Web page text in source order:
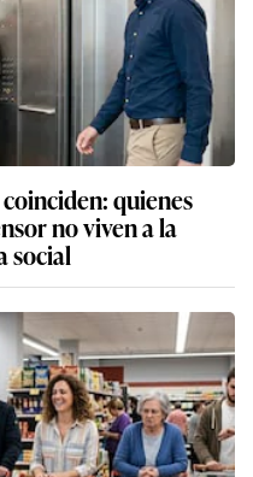
quienes
no viven a la
social